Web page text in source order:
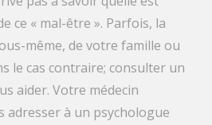
ce « mal-être ». Parfois, la
même, de votre famille ou
le cas contraire; consulter un
aider. Votre médecin
adresser à un psychologue